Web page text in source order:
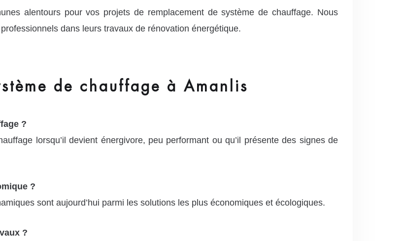
alentours pour vos projets de remplacement de système de chauffage. Nous
dans leurs travaux de rénovation énergétique.
de chauffage à Amanlis
?
lorsqu’il devient énergivore, peu performant ou qu’il présente des signes de
?
sont aujourd’hui parmi les solutions les plus économiques et écologiques.
?